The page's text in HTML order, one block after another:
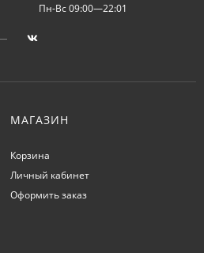
Пн-Вс 09:00—22:01
МАГАЗИН
Корзина
Личный кабинет
Оформить заказ